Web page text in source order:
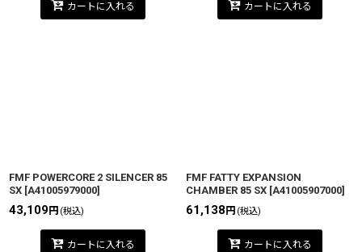
カートに入れる カートに入れる
FMF POWERCORE 2 SILENCER 85
SX [A41005979000]
43,109円 (税込)
カートに入れる
FMF FATTY EXPANSION
CHAMBER 85 SX [A41005907000]
61,138 円 (税込)
カートに入れる